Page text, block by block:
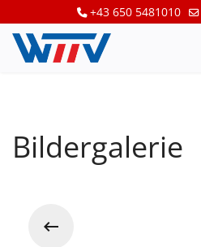
+43 650 5481010
Bildergalerie